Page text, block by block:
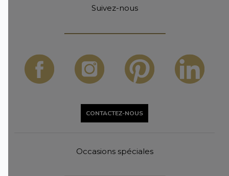
Suivez-nous
CONTACTEZ-NOUS
Occasions spéciales